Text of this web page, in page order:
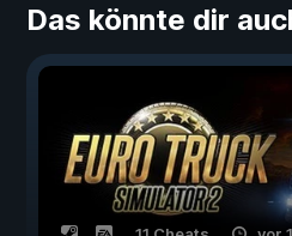
Das könnte dir